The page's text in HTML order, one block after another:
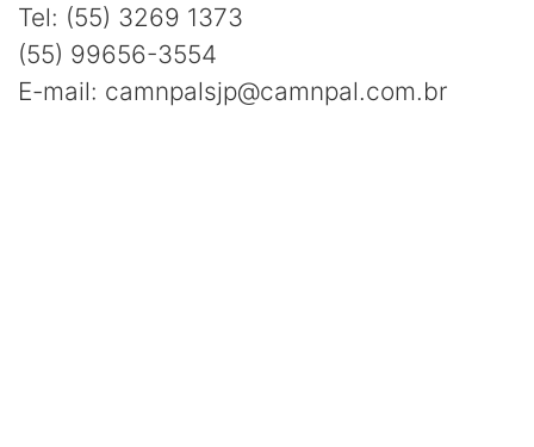
Tel: (55) 3269 1373
(55) 99656-3554
E-mail: camnpalsjp@camnpal.com.br